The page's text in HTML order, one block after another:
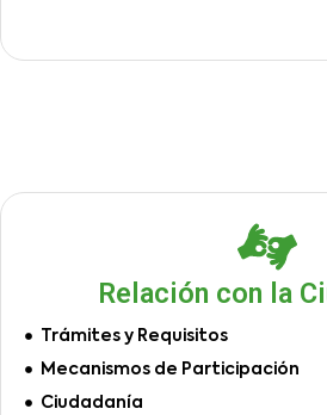
Relación con la
Trámites y Requisitos
Mecanismos de Participación
Ciudadanía